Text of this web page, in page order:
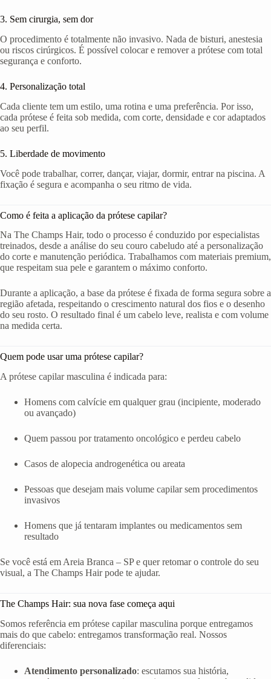
3. Sem cirurgia, sem dor
O procedimento é totalmente não invasivo. Nada de bisturi, anestesia
ou riscos cirúrgicos. É possível colocar e remover a prótese com total
segurança e conforto.
4. Personalização total
Cada cliente tem um estilo, uma rotina e uma preferência. Por isso,
cada prótese é feita sob medida, com corte, densidade e cor adaptados
ao seu perfil.
5. Liberdade de movimento
Você pode trabalhar, correr, dançar, viajar, dormir, entrar na piscina. A
fixação é segura e acompanha o seu ritmo de vida.
Como é feita a aplicação da prótese capilar?
Na The Champs Hair, todo o processo é conduzido por especialistas
treinados, desde a análise do seu couro cabeludo até a personalização
do corte e manutenção periódica. Trabalhamos com materiais premium,
que respeitam sua pele e garantem o máximo conforto.
Durante a aplicação, a base da prótese é fixada de forma segura sobre a
região afetada, respeitando o crescimento natural dos fios e o desenho
do seu rosto. O resultado final é um cabelo leve, realista e com volume
na medida certa.
Quem pode usar uma prótese capilar?
A prótese capilar masculina é indicada para:
Homens com calvície em qualquer grau (incipiente, moderado
ou avançado)
Quem passou por tratamento oncológico e perdeu cabelo
Casos de alopecia androgenética ou areata
Pessoas que desejam mais volume capilar sem procedimentos
invasivos
Homens que já tentaram implantes ou medicamentos sem
resultado
Se você está em Areia Branca – SP e quer retomar o controle do seu
visual, a The Champs Hair pode te ajudar.
The Champs Hair: sua nova fase começa aqui
Somos referência em prótese capilar masculina porque entregamos
mais do que cabelo: entregamos transformação real. Nossos
diferenciais:
Atendimento personalizado: escutamos sua história,